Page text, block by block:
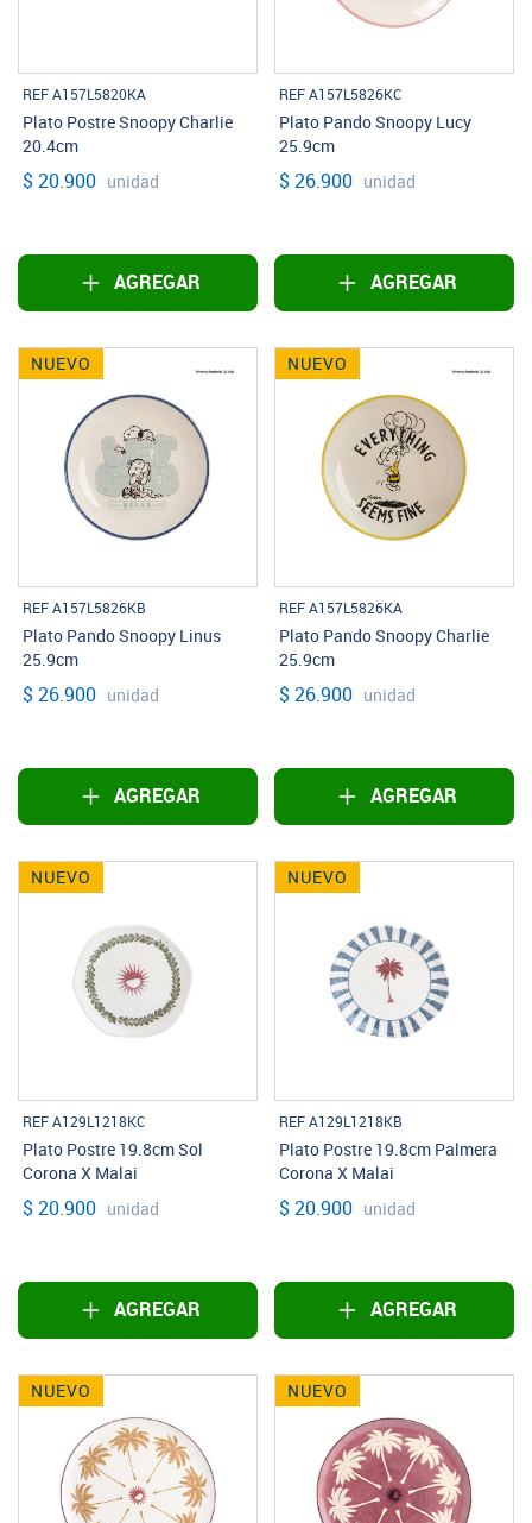
REF A157L5820KA
Plato Postre Snoopy Charlie
20.4cm
$ 20.900 unidad
AGREGAR
REF A157L5826KC
Plato Pando Snoopy Lucy
25.9cm
$ 26.900 unidad
AGREGAR
NUEVO
REF A157L5826KB
Plato Pando Snoopy Linus
25.9cm
$ 26.900 unidad
AGREGAR
NUEVO
REF A157L5826KA
Plato Pando Snoopy Charlie
25.9cm
$ 26.900 unidad
AGREGAR
NUEVO
REF A129L1218KC
Plato Postre 19.8cm Sol
Corona X Malai
$ 20.900 unidad
AGREGAR
NUEVO
REF A129L1218KB
Plato Postre 19.8cm Palmera
Corona X Malai
$ 20.900 unidad
AGREGAR
NUEVO NUEVO